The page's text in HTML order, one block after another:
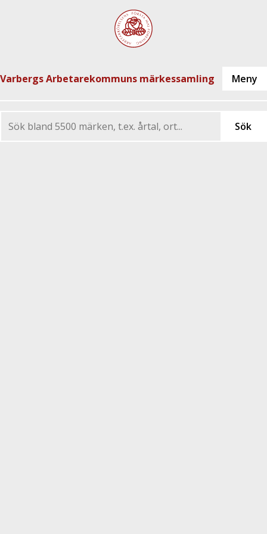
Varbergs Arbetarekommuns märkessamling